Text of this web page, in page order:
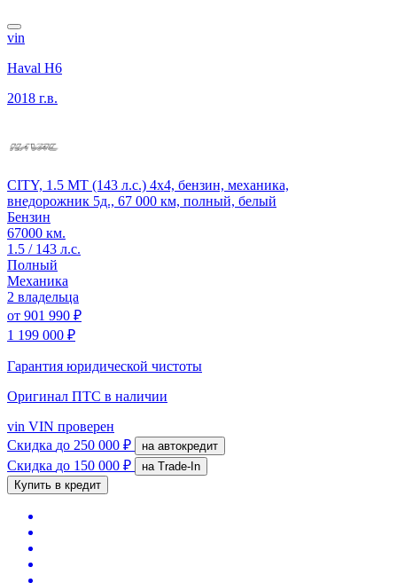
vin
Haval H6
2018 г.в.
CITY, 1.5 MT (143 л.с.) 4x4, бензин, механика,
внедорожник 5д., 67 000 км, полный, белый
Бензин
67000 км.
1.5 / 143 л.с.
Полный
Механика
2 владельца
от 901 990 ₽
1 199 000 ₽
Гарантия юридической чистоты
Оригинал ПТС в наличии
vin VIN проверен
Скидка до 250 000 ₽ на автокредит
Скидка до 150 000 ₽
на Trade-In
Купить в кредит